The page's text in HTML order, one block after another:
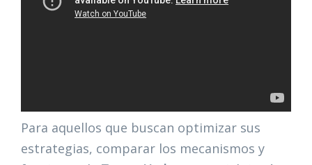
Para aquellos que buscan optimizar sus
estrategias, comparar los mecanismos y